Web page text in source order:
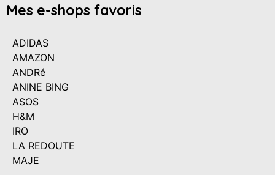
Mes e-shops favoris
ADIDAS
AMAZON
ANDRé
ANINE BING
ASOS
H&M
IRO
LA REDOUTE
MAJE